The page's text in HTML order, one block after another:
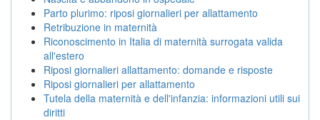
Parto plurimo: riposi giornalieri per allattamento
Retribuzione in maternità
Riconoscimento in Italia di maternità surrogata valida
all'estero
Riposi giornalieri allattamento: domande e risposte
Riposi giornalieri per allattamento
Tutela della maternità e dell'infanzia: informazioni utili sui
diritti